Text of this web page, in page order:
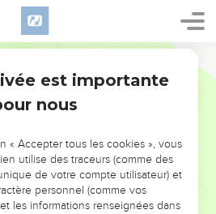
L’ÉVÉNEMENT
L’ANNÉE !
POUVAIENT VOUS ÉVITER LES
VOTRES ?
est importante
nous
« Accepter tous les cookies », vous
utilise des traceurs (comme des
de votre compte utilisateur) et
personnel (comme vos
les informations renseignées dans